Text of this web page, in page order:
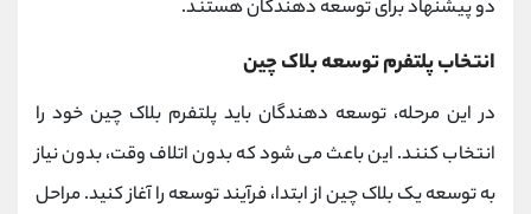
دو پیشنهاد برای توسعه دهندگان هستند.
انتخاب پلتفرم توسعه بلاک چین
در این مرحله، توسعه دهندگان باید پلتفرم بلاک چین خود را
انتخاب کنند. این باعث می شود که بدون اتلاف وقت، بدون نیاز
به توسعه یک بلاک چین از ابتدا، فرآیند توسعه را آغاز کنید. مراحل